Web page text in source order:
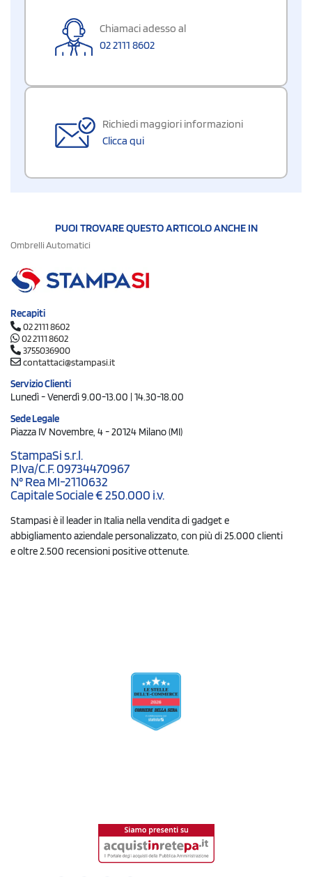
Chiamaci adesso al
02 2111 8602
Richiedi maggiori informazioni
Clicca qui
PUOI TROVARE QUESTO ARTICOLO ANCHE IN
Ombrelli Automatici
Recapiti
02 2111 8602
02 2111 8602
3755036900
contattaci@stampasi.it
Servizio Clienti
Lunedì - Venerdì 9.00-13.00 | 14.30-18.00
Sede Legale
Piazza IV Novembre, 4 - 20124 Milano (MI)
StampaSi s.r.l.
P.Iva/C.F. 09734470967
N° Rea MI-2110632
Capitale Sociale € 250.000 i.v.
Stampasi è il leader in Italia nella vendita di gadget e
abbigliamento aziendale personalizzato, con più di 25.000 clienti
e oltre 2.500 recensioni positive ottenute.